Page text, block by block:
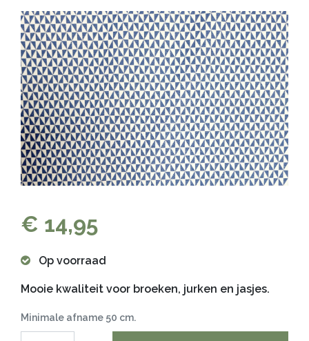
€ 14,95
Op voorraad
Mooie kwaliteit voor broeken, jurken en jasjes.
Minimale afname 50 cm.